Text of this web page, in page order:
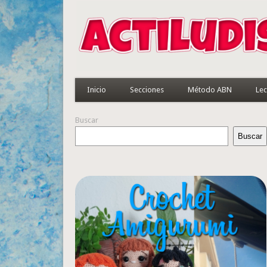
Inicio Secciones Método ABN
Buscar
Buscar